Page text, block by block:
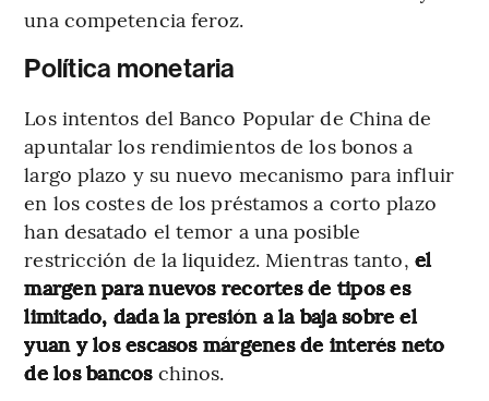
una competencia feroz.
Política monetaria
Los intentos del Banco Popular de China de
apuntalar los rendimientos de los bonos a
largo plazo y su nuevo mecanismo para influir
en los costes de los préstamos a corto plazo
han desatado el temor a una posible
restricción de la liquidez. Mientras tanto, el
margen para nuevos recortes de tipos es
limitado, dada la presión a la baja sobre el
yuan y los escasos márgenes de interés neto
de los bancoschinos.